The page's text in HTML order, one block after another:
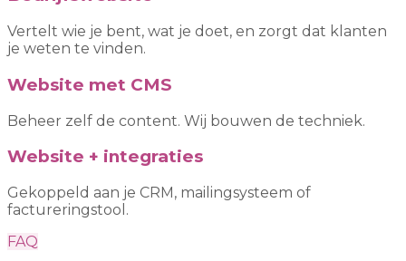
Vertelt wie je bent, wat je doet, en zorgt dat klanten
je weten te vinden.
Website met CMS
Beheer zelf de content. Wij bouwen de techniek.
Website + integraties
Gekoppeld aan je CRM, mailingsysteem of
factureringstool.
FAQ